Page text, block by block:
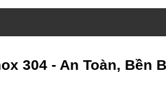
304 - An Toàn, Bền